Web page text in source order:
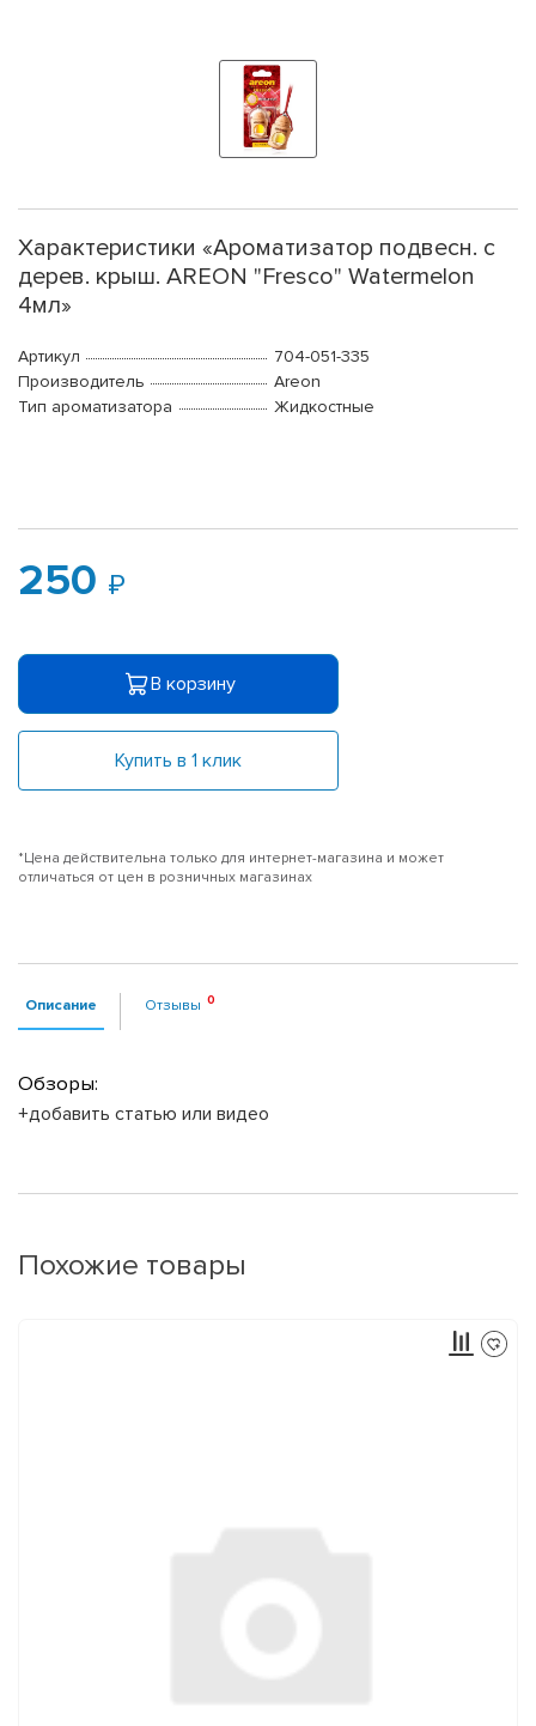
Характеристики «Ароматизатор подвесн. с
дерев. крыш. AREON "Fresco" Watermelon
4мл»
Артикул
704-051-335
Производитель
Areon
Тип ароматизатора
Жидкостные
250
В корзину
Купить в 1 клик
*Цена действительна только для интернет-магазина и может
отличаться от цен в розничных магазинах
Описание Отзывы
Обзоры:
+добавить статью или видео
Похожие товары